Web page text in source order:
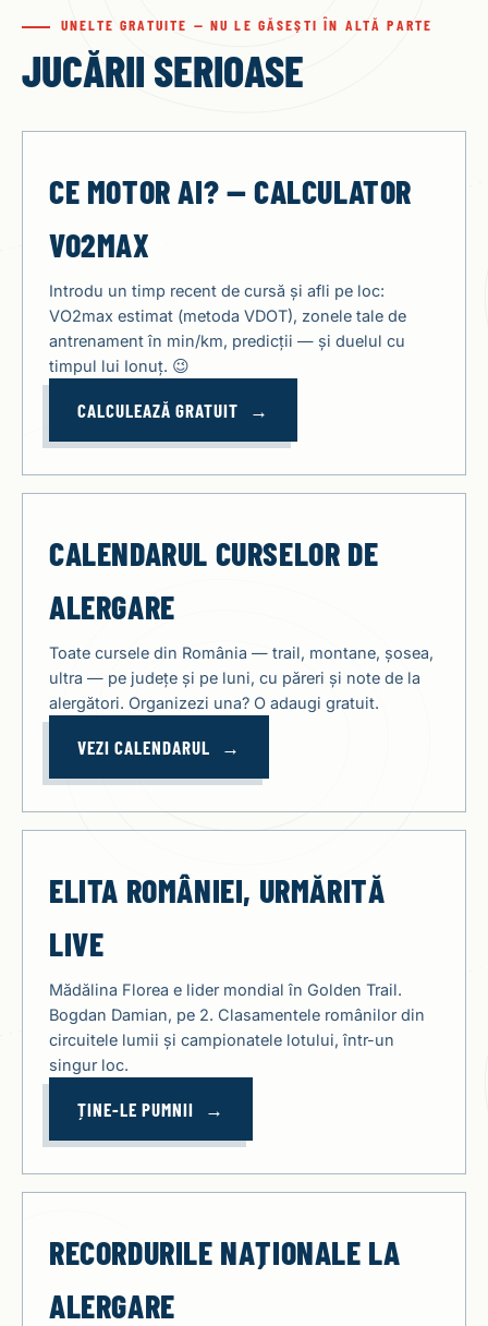
UNELTE GRATUITE — NU LE GĂSEȘTI ÎN ALTĂ PARTE
JUCĂRII SERIOASE
CE MOTOR AI? — CALCULATOR
VO2MAX
Introdu un timp recent de cursă și afli pe loc:
VO2max estimat (metoda VDOT), zonele tale de
antrenament în min/km, predicții — și duelul cu
timpul lui Ionuț. 😉
CALCULEAZĂ GRATUIT
CALENDARUL CURSELOR DE
ALERGARE
Toate cursele din România — trail, montane, șosea,
ultra — pe județe și pe luni, cu păreri și note de la
alergători. Organizezi una? O adaugi gratuit.
VEZI CALENDARUL
ELITA ROMÂNIEI, URMĂRITĂ
LIVE
Mădălina Florea e lider mondial în Golden Trail.
Bogdan Damian, pe 2. Clasamentele românilor din
circuitele lumii și campionatele lotului, într-un
singur loc.
ȚINE-LE PUMNII
RECORDURILE NAȚIONALE LA
ALERGARE